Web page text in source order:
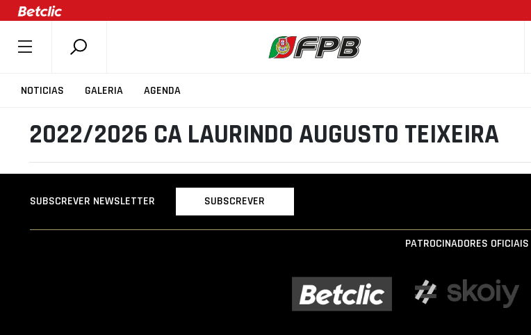
NOTICIAS GALERIA AGENDA
SOBRE A FPB
ÚLTIMAS
COMPETIÇÕES
CLUBES
AGENTES
2022/2026 CA LAURINDO AUGUSTO TEIXEIRA
SUBSCREVER NEWSLETTER SUBSCREVER
PATROCINADORES OFICIAIS